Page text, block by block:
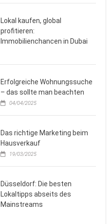
Lokal kaufen, global
profitieren:
Immobilienchancen in Dubai
Erfolgreiche Wohnungssuche
– das sollte man beachten
04/04/2025
Das richtige Marketing beim
Hausverkauf
19/03/2025
Düsseldorf: Die besten
Lokaltipps abseits des
Mainstreams